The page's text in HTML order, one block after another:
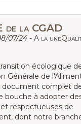
de la CGAD
07/24 - A la
écologique
Générale de
document complet
bouche à adopter
respectueuses de
dont notre